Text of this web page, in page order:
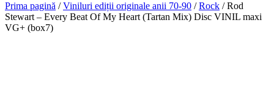
Prima pagină /Viniluri ediții originale anii 70-90 /Rock /Rod
Stewart – Every Beat Of My Heart (Tartan Mix) Disc VINIL maxi
VG+ (box7)